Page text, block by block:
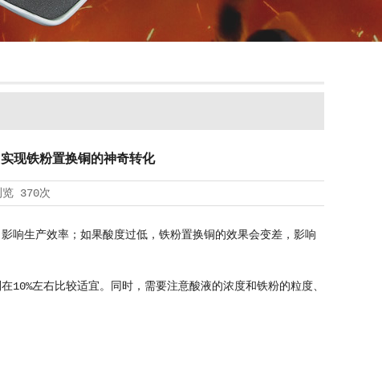
现铁粉置换铜的神奇转化
览 370次
生产效率；如果酸度过低，铁粉置换铜的效果会变差，影响
左右比较适宜。同时，需要注意酸液的浓度和铁粉的粒度、